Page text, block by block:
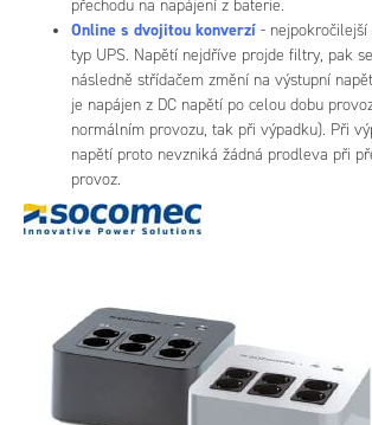
přechodu na napájení z baterie.
Online s dvojitou konverzí -
typ UPS. Napětí nejdříve projde filtry, pak
následně střídačem změní na výstupní
je napájen z DC napětí po celou dobu
normálním provozu, tak při výpadku). Při
napětí proto nevzniká žádná prodleva při
provoz.